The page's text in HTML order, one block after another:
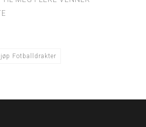
Fotballdrakter